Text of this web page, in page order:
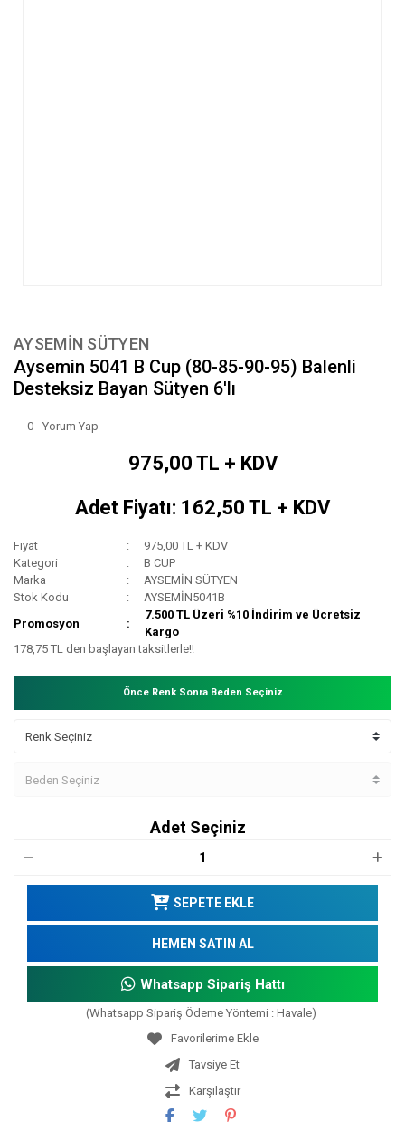
AYSEMİN SÜTYEN
Aysemin 5041 B Cup (80-85-90-95) Balenli
Desteksiz Bayan Sütyen 6'lı
0 - Yorum Yap
975,00 TL + KDV
Adet Fiyatı: 162,50 TL + KDV
Fiyat
975,00 TL + KDV
Kategori
B CUP
Marka
AYSEMİN SÜTYEN
Stok Kodu
AYSEMİN5041B
Promosyon
7.500 TL Üzeri %10 İndirim ve Ücretsiz
Kargo
178,75 TL den başlayan taksitlerle!!
Önce Renk Sonra Beden Seçiniz
Adet Seçiniz
SEPETE EKLE
HEMEN SATIN AL
Whatsapp Sipariş Hattı
(Whatsapp Sipariş Ödeme Yöntemi : Havale)
Tavsiye Et
Karşılaştır